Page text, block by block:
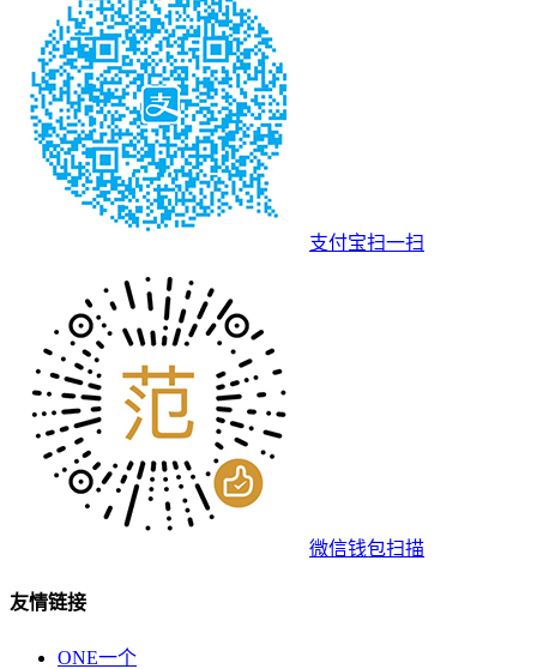
支付宝扫一扫
微信钱包扫描
友情链接
ONE一个